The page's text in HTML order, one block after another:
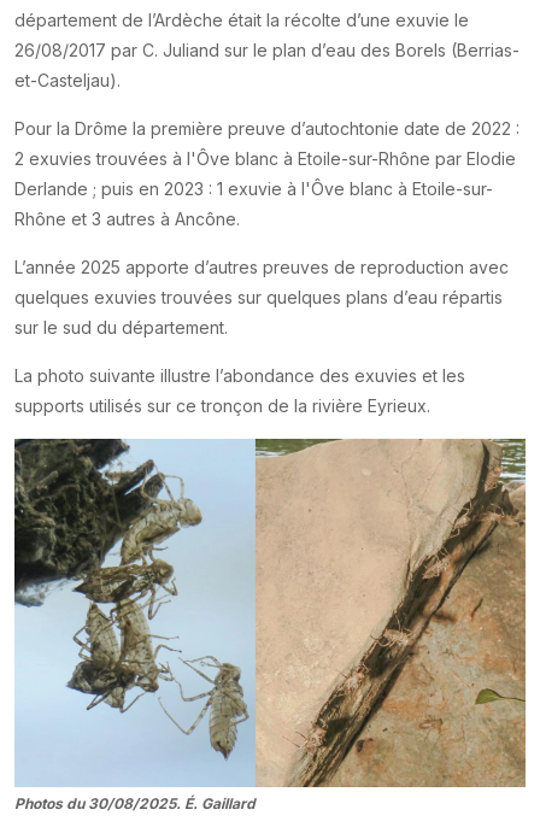
département de l’Ardèche était la récolte d’une exuvie le
26/08/2017 par C. Juliand sur le plan d’eau des Borels (Berrias-
et-Casteljau).
Pour la Drôme la première preuve d’autochtonie date de 2022 :
2 exuvies trouvées à l'Ôve blanc à Etoile-sur-Rhône par Elodie
Derlande ; puis en 2023 : 1 exuvie à l'Ôve blanc à Etoile-sur-
Rhône et 3 autres à Ancône.
L’année 2025 apporte d’autres preuves de reproduction avec
quelques exuvies trouvées sur quelques plans d’eau répartis
sur le sud du département.
La photo suivante illustre l’abondance des exuvies et les
supports utilisés sur ce tronçon de la rivière Eyrieux.
Photos du 30/08/2025. É. Gaillard